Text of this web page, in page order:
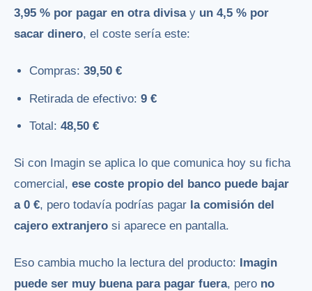
3,95 % por pagar en otra divisay un 4,5 % por
sacar dinero, el coste sería este:
Compras:39,50 €
Retirada de efectivo:9 €
Total:48,50 €
Si con Imagin se aplica lo que comunica hoy su ficha
comercial, ese coste propio del banco puede bajar
a 0 €, pero todavía podrías pagar la comisión del
cajero extranjero si aparece en pantalla.
Eso cambia mucho la lectura del producto: Imagin
puede ser muy buena para pagar fuera, pero no